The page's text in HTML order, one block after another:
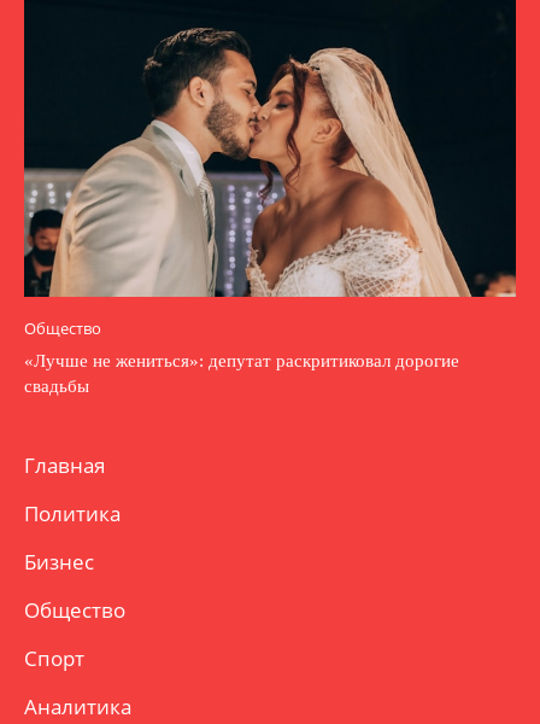
Общество
«Лучше не жениться»: депутат раскритиковал дорогие
свадьбы
Главная
Политика
Бизнес
Общество
Спорт
Аналитика